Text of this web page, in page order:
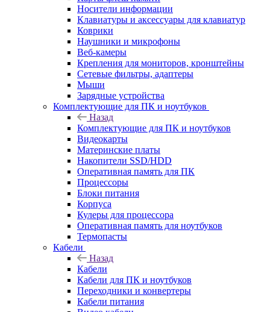
Носители информации
Клавиатуры и аксессуары для клавиатур
Коврики
Наушники и микрофоны
Веб-камеры
Крепления для мониторов, кронштейны
Сетевые фильтры, адаптеры
Мыши
Зарядные устройства
Комплектующие для ПК и ноутбуков
Назад
Комплектующие для ПК и ноутбуков
Видеокарты
Материнские платы
Накопители SSD/HDD
Оперативная память для ПК
Процессоры
Блоки питания
Корпуса
Кулеры для процессора
Оперативная память для ноутбуков
Термопасты
Кабели
Назад
Кабели
Кабели для ПК и ноутбуков
Переходники и конвертеры
Кабели питания